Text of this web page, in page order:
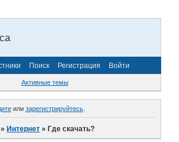
Поиск Регистрация Войти
Активные темы
или зарегистрируйтесь.
»Интернет »Где скачать?